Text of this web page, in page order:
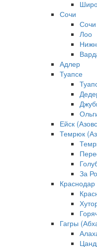
Сочи
Сочи
Лоо
Адлер
Туапсе
Ейск
Темрюк
За
Краснодар
Гагры